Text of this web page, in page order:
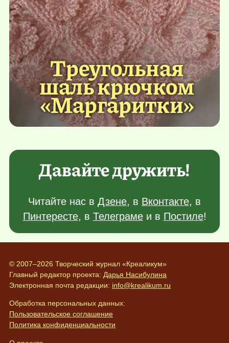
Треугольная
шаль крючком
«Маргаритки»
Давайте дружить!
Читайте нас в Дзене, в Вконтакте, в
Пинтересте, в Телеграмеи в Постиле!
© 2007–2026 Творческий журнал «Креаликум»
Главный редактор проекта: Дарья Насибулина
Электронная почта редакции: info@krealikum.ru
Обработка персональных данных:
Пользовательское соглашение
Политика конфиденциальности